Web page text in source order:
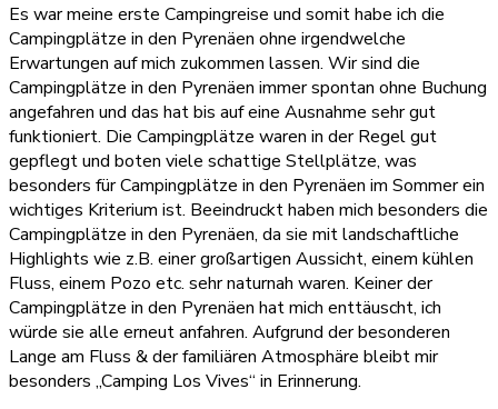
Es war meine erste Campingreise und somit habe ich die
Campingplätze in den Pyrenäen ohne irgendwelche
Erwartungen auf mich zukommen lassen. Wir sind die
Campingplätze in den Pyrenäen immer spontan ohne Buchung
angefahren und das hat bis auf eine Ausnahme sehr gut
funktioniert. Die Campingplätze waren in der Regel gut
gepflegt und boten viele schattige Stellplätze, was
besonders für Campingplätze in den Pyrenäen im Sommer ein
wichtiges Kriterium ist. Beeindruckt haben mich besonders die
Campingplätze in den Pyrenäen, da sie mit landschaftliche
Highlights wie z.B. einer großartigen Aussicht, einem kühlen
Fluss, einem Pozo etc. sehr naturnah waren. Keiner der
Campingplätze in den Pyrenäen hat mich enttäuscht, ich
würde sie alle erneut anfahren. Aufgrund der besonderen
Lange am Fluss & der familiären Atmosphäre bleibt mir
besonders „Camping Los Vives“ in Erinnerung.